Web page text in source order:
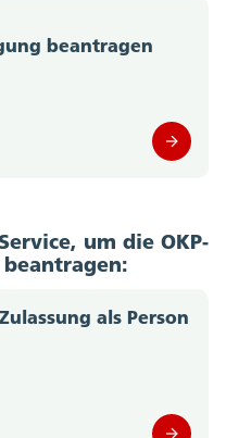
beantragen
um die OKP-
beantragen:
als Person